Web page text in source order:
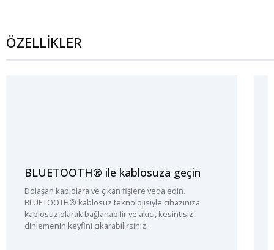
ÖZELLİKLER
BLUETOOTH® ile kablosuza geçin
Dolaşan kablolara ve çıkan fişlere veda edin.
BLUETOOTH® kablosuz teknolojisiyle cihazınıza
kablosuz olarak bağlanabilir ve akıcı, kesintisiz
dinlemenin keyfini çıkarabilirsiniz.